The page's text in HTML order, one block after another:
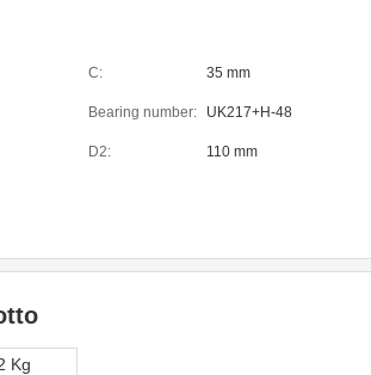
C: 35 mm
Bearing number: UK217+H-48
D2: 110 mm
Kg